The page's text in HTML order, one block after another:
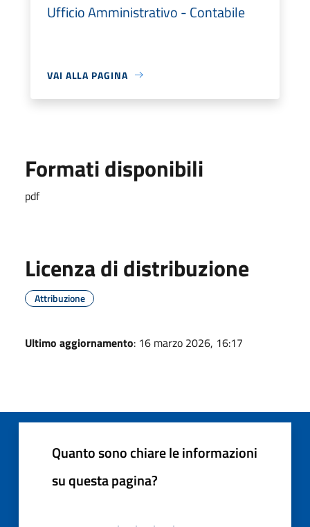
Ufficio Amministrativo - Contabile
VAI ALLA PAGINA
Formati disponibili
pdf
Licenza di distribuzione
Attribuzione
Ultimo aggiornamento: 16 marzo 2026, 16:17
Quanto sono chiare le informazioni
su questa pagina?